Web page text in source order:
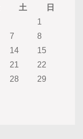
土
日
1
7
8
14
15
21
22
28
29